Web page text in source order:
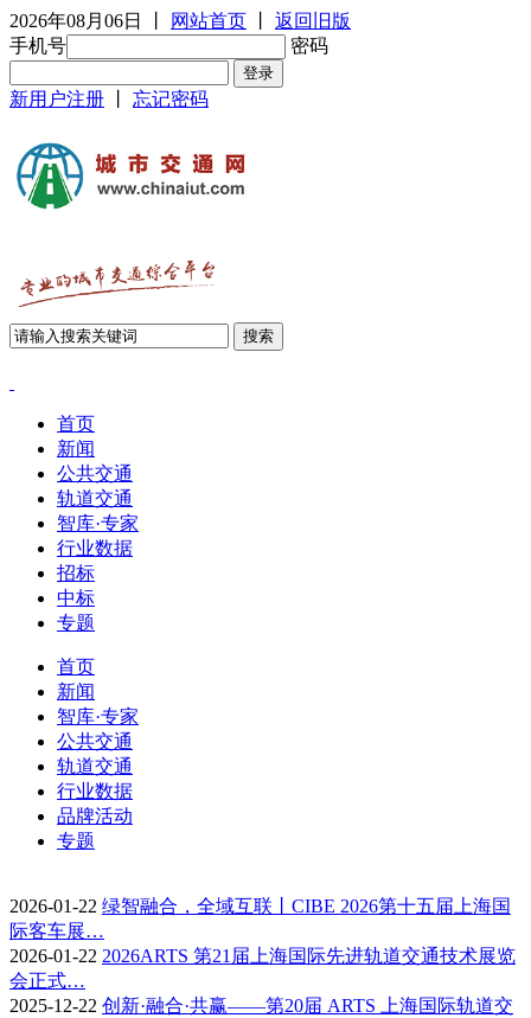
2026年08月06日 网站首页
返回旧版
手机号
密码
新用户注册 忘记密码
首页
新闻
公共交通
轨道交通
智库·专家
行业数据
招标
中标
专题
首页
新闻
智库·专家
公共交通
轨道交通
行业数据
品牌活动
专题
2026-01-22 绿智融合，全域互联丨CIBE 2026第十五届上海国
际客车展…
2026-01-22 2026ARTS 第21届上海国际先进轨道交通技术展览
会正式…
2025-12-22 创新·融合·共赢——第20届 ARTS 上海国际轨道交